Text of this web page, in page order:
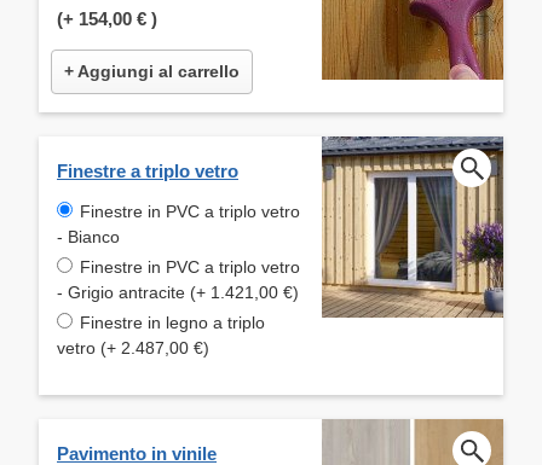
(+ 154,00 € )
+ Aggiungi al carrello
Finestre a triplo vetro
Finestre in PVC a triplo vetro
- Bianco
Finestre in PVC a triplo vetro
- Grigio antracite (+ 1.421,00 €)
Finestre in legno a triplo
vetro (+ 2.487,00 €)
Pavimento in vinile